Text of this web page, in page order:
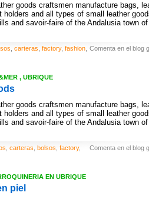
goods craftsmen manufacture bags,
holders and all types of small leather
and savoir-faire of the Andalusia town of
Comenta en el blog
carteras factory, fashion
, UBRIQUE
goods craftsmen manufacture bags,
holders and all types of small leather
and savoir-faire of the Andalusia town of
Comenta en el blog
carteras bolsos factory,
EN UBRIQUE
piel